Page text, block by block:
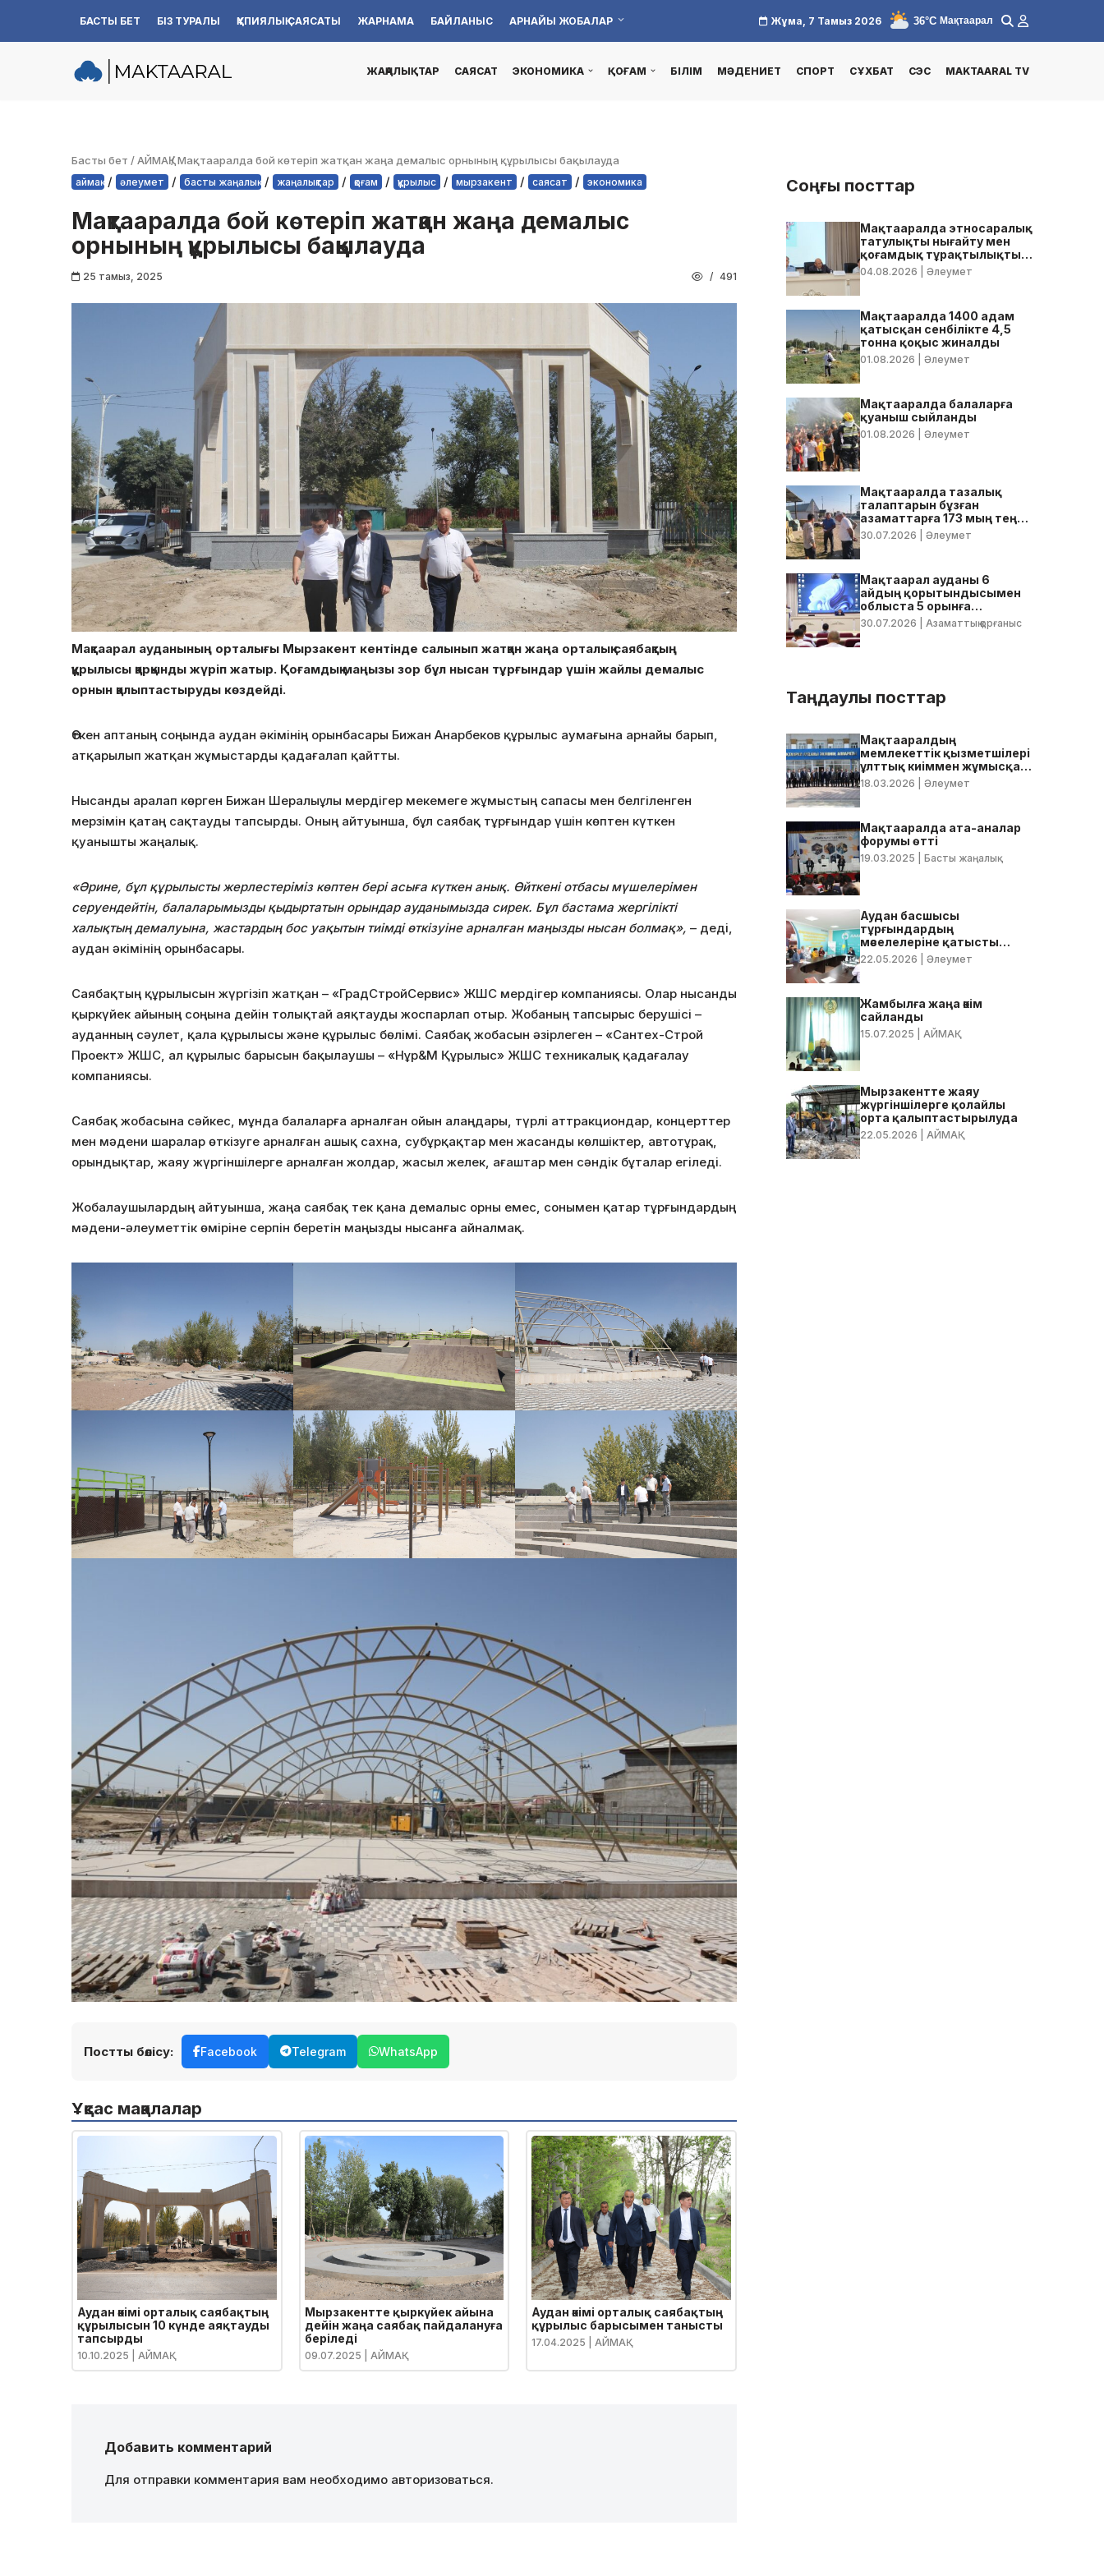
Skip
БАСТЫ БЕТ БІЗ ТУРАЛЫ ҚҰПИЯЛЫҚ САЯСАТЫ ЖАРНАМА БАЙЛАНЫС АРНАЙЫ ЖОБАЛАР Жұма, 7 Тамыз 2026 36°C Мақтаарал
ЖАҢАЛЫҚТАР САЯСАТ ЭКОНОМИКА ҚОҒАМ БІЛІМ МӘДЕНИЕТ СПОРТ СҰХБАТ СЭС MAKTAARAL TV
Басты бет /АЙМАҚ/Мақтааралда бой көтеріп жатқан жаңа демалыс орнының құрылысы бақылауда
аймақ / әлеумет / басты жаңалық / жаңалықтар / қоғам / құрылыс / мырзакент / саясат / экономика
Мақтааралда бой көтеріп жатқан жаңа демалыс
орнының құрылысы бақылауда
25 тамыз, 2025 491
Мақтаарал ауданының орталығы Мырзакент кентінде салынып жатқан жаңа орталық саябақтың
құрылысы қарқынды жүріп жатыр. Қоғамдық маңызы зор бұл нысан тұрғындар үшін жайлы демалыс
орнын қалыптастыруды көздейді.
Өткен аптаның соңында аудан әкімінің орынбасары Бижан Анарбеков құрылыс аумағына арнайы барып,
атқарылып жатқан жұмыстарды қадағалап қайтты.
Нысанды аралап көрген Бижан Шералыұлы мердігер мекемеге жұмыстың сапасы мен белгіленген
мерзімін қатаң сақтауды тапсырды. Оның айтуынша, бұл саябақ тұрғындар үшін көптен күткен
қуанышты жаңалық.
«Әрине, бұл құрылысты жерлестеріміз көптен бері асыға күткен анық. Өйткені отбасы мүшелерімен
серуендейтін, балаларымызды қыдыртатын орындар ауданымызда сирек. Бұл бастама жергілікті
халықтың демалуына, жастардың бос уақытын тиімді өткізуіне арналған маңызды нысан болмақ», – деді,
аудан әкімінің орынбасары.
Саябақтың құрылысын жүргізіп жатқан – «ГрадСтройСервис» ЖШС мердігер компаниясы. Олар нысанды
қыркүйек айының соңына дейін толықтай аяқтауды жоспарлап отыр. Жобаның тапсырыс берушісі –
ауданның сәулет, қала құрылысы және құрылыс бөлімі. Саябақ жобасын әзірлеген – «Сантех-Строй
Проект» ЖШС, ал құрылыс барысын бақылаушы – «Нұр&М Құрылыс» ЖШС техникалық қадағалау
компаниясы.
Саябақ жобасына сәйкес, мұнда балаларға арналған ойын алаңдары, түрлі аттракциондар, концерттер
мен мәдени шаралар өткізуге арналған ашық сахна, субұрқақтар мен жасанды көлшіктер, автотұрақ,
орындықтар, жаяу жүргіншілерге арналған жолдар, жасыл желек, ағаштар мен сәндік бұталар егіледі.
Жобалаушылардың айтуынша, жаңа саябақ тек қана демалыс орны емес, сонымен қатар тұрғындардың
мәдени-әлеуметтік өміріне серпін беретін маңызды нысанға айналмақ.
Постты бөлісу: Facebook Telegram WhatsApp
Ұқсас мақалалар
Аудан әкімі орталық саябақтың
құрылысын 10 күнде аяқтауды
тапсырды
10.10.2025 | АЙМАҚ
Мырзакентте қыркүйек айына
дейін жаңа саябақ пайдалануға
беріледі
09.07.2025 | АЙМАҚ
Аудан әкімі орталық саябақтың
құрылыс барысымен танысты
17.04.2025 | АЙМАҚ
Добавить комментарий
Для отправки комментария вам необходимо авторизоваться.
Соңғы посттар
Мақтааралда этносаралық
татулықты нығайту мен
қоғамдық тұрақтылықты
қамтамасыз ету бойынша
жедел кеңес өтті
04.08.2026 | Әлеумет
Мақтааралда 1400 адам
қатысқан сенбілікте 4,5
тонна қоқыс жиналды
01.08.2026 | Әлеумет
Мақтааралда балаларға
қуаныш сыйланды
01.08.2026 | Әлеумет
Мақтааралда тазалық
талаптарын бұзған
азаматтарға 173 мың теңге
көлемінде айыппұл
30.07.2026 | Әлеумет
Мақтаарал ауданы 6
айдың қорытындысымен
облыста 5 орынға
тұрақтады
30.07.2026 | Азаматтық қорғаныс
Таңдаулы посттар
Мақтааралдың
мемлекеттік қызметшілері
ұлттық киіммен жұмысқа
келді
18.03.2026 | Әлеумет
Мақтааралда ата-аналар
форумы өтті
19.03.2025 | Басты жаңалық
Аудан басшысы
тұрғындардың
мәселелеріне қатысты
нақты тапсырмалар берді
22.05.2026 | Әлеумет
Жамбылға жаңа әкім
сайланды
15.07.2025 | АЙМАҚ
Мырзакентте жаяу
жүргіншілерге қолайлы
орта қалыптастырылуда
22.05.2026 | АЙМАҚ